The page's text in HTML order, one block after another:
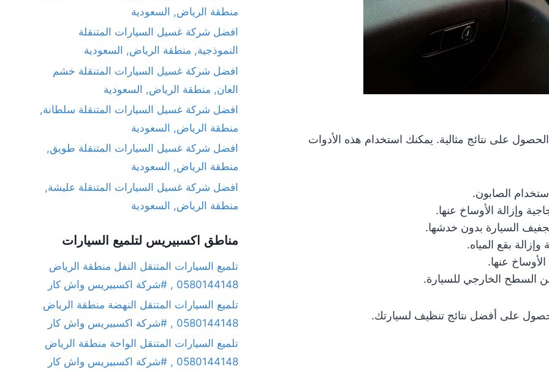
على نتائج مثالية. يمكنك استخدام هذه الأدوات
الصابون.
وإزالة الأوساخ عنها.
السيارة بدون خدشها.
بقع المياه.
عنها.
السطح الخارجي للسيارة.
على أفضل نتائج تنظيف لسيارتك.
منطقة الرياض, السعودية
افضل شركة غسيل السيارات المتنقلة
النموذجية, منطقة الرياض, السعودية
افضل شركة غسيل السيارات المتنقلة خشم
العان, منطقة الرياض, السعودية
افضل شركة غسيل السيارات المتنقلة سلطانة,
منطقة الرياض, السعودية
افضل شركة غسيل السيارات المتنقلة طويق,
منطقة الرياض, السعودية
افضل شركة غسيل السيارات المتنقلة عليشة,
منطقة الرياض, السعودية
مناطق اكسبيريس لتلميع السيارات
تلميع السيارات المتنقل النفل منطقة الرياض
0580144148 , #شركة اكسبيريس واش كار
تلميع السيارات المتنقل النهضة منطقة الرياض
0580144148 , #شركة اكسبيريس واش كار
تلميع السيارات المتنقل الواحة منطقة الرياض
0580144148 , #شركة اكسبيريس واش كار